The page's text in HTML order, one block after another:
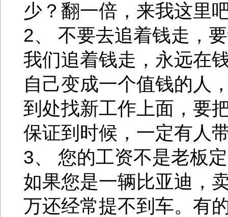
少？翻一倍，来我这里
2、 不要去追着钱走，
我们追着钱走，永远在
自己变成一个值钱的人
到处找新工作上面，要
保证到时候，一定有人
3、 您的工资不是老板
如果您是一辆比亚迪，
万还经常提不到车。有